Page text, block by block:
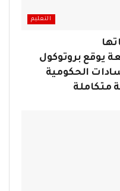
التعليم
يوقع بروتوكول
الحكومية
متكاملة